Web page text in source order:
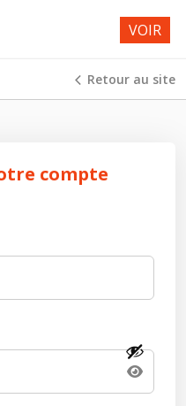
Retour au site
compte
VOIR